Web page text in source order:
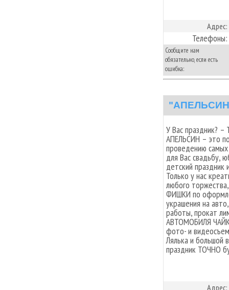
Адрес:
Телефоны:
Сообщите нам
обязательно, если есть
ошибка:
"АПЕЛЬСИН"
У Вас праздник?
АПЕЛЬСИН – это
проведению
для Вас свадьбу,
детский праздник
Только у нас
любого
ФИШКИ по
украшения на
работы, прокат
АВТОМОБИЛЯ
фото- и
Лялька и большой
праздник ТОЧНО
Адрес: